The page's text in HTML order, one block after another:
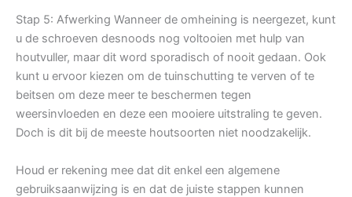
Stap 5: Afwerking Wanneer de omheining is neergezet, kunt
u de schroeven desnoods nog voltooien met hulp van
houtvuller, maar dit word sporadisch of nooit gedaan. Ook
kunt u ervoor kiezen om de tuinschutting te verven of te
beitsen om deze meer te beschermen tegen
weersinvloeden en deze een mooiere uitstraling te geven.
Doch is dit bij de meeste houtsoorten niet noodzakelijk.
Houd er rekening mee dat dit enkel een algemene
gebruiksaanwijzing is en dat de juiste stappen kunnen